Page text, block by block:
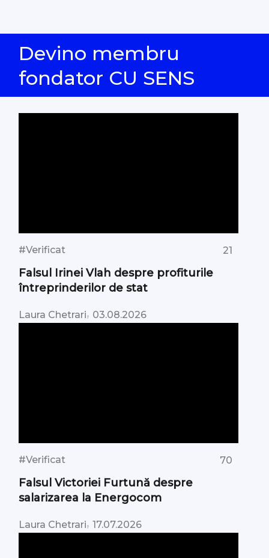
Devino membru
fondator CU SENS
#Verificat 21
Falsul Irinei Vlah despre profiturile
întreprinderilor de stat
Laura Chetrari, 03.08.2026
#Verificat 70
Falsul Victoriei Furtună despre
salarizarea la Energocom
Laura Chetrari,17.07.2026